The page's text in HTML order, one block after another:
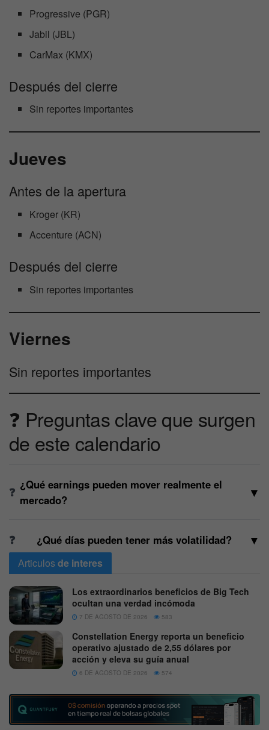
Progressive (PGR)
Jabil (JBL)
CarMax (KMX)
Después del cierre
Sin reportes importantes
Jueves
Antes de la apertura
Kroger (KR)
Accenture (ACN)
Después del cierre
Sin reportes importantes
Viernes
Sin reportes importantes
❓ Preguntas clave que surgen
de este calendario
¿Qué earnings pueden mover realmente el
mercado?
▼
¿Qué días pueden tener más volatilidad? ▼
Articulosde interes
Los extraordinarios beneficios de Big Tech
ocultan una verdad incómoda
7 DE AGOSTO DE 2026 583
Constellation Energy reporta un beneficio
operativo ajustado de 2,55 dólares por
acción y eleva su guía anual
6 DE AGOSTO DE 2026 574